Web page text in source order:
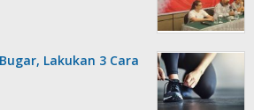
Lakukan 3 Cara